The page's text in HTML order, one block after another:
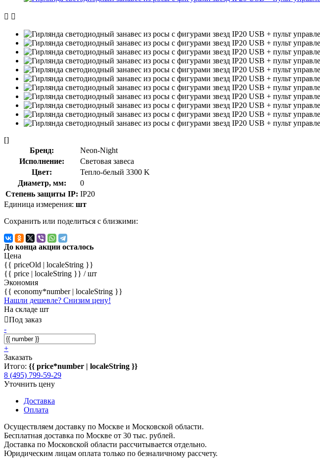
[]
Бренд:
Neon-Night
Исполнение:
Световая завеса
Цвет:
Тепло-белый 3300 K
Диаметр, мм:
0
Степень защиты IP: IP20
Единица измерения: шт
Сохранить или поделиться с близкими:
До конца акции осталось
Цена
{{ priceOld | localeString }}
{{ price | localeString }} / шт
Экономия
{{ economy*number | localeString }}
Нашли дешевле? Снизим цену!
На складе шт
Под заказ
-
+
Заказать
Итого: {{ price*number | localeString }}
8 (495) 799-59-29
Уточнить цену
Доставка
Оплата
Осуществляем доставку по Москве и Московской области.
Бесплатная доставка по Москве от 30 тыс. рублей.
Доставка по Московской области рассчитывается отдельно.
Юридическим лицам оплата только по безналичному рассчету.